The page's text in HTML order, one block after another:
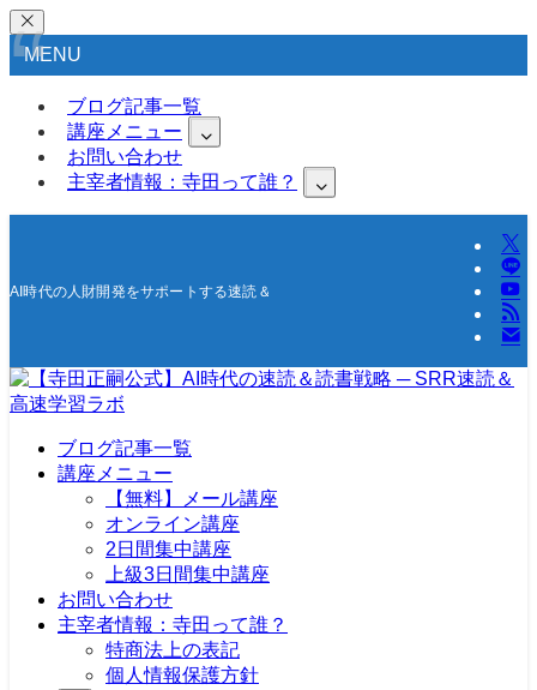
MENU
ブログ記事一覧
講座メニュー
お問い合わせ
主宰者情報：寺田って誰？
AI時代の人財開発をサポートする速読＆高速学習の研究所
ブログ記事一覧
講座メニュー
【無料】メール講座
オンライン講座
2日間集中講座
上級3日間集中講座
お問い合わせ
主宰者情報：寺田って誰？
特商法上の表記
個人情報保護方針